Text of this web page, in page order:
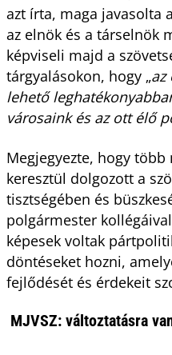
azt írta, maga javasolta
az elnök és a társelnök
képviseli majd a
tárgyalásokon, hogy „az
lehető
városaink és az ott élő
Megjegyezte, hogy
keresztül dolgozott a
tisztségében és
polgármester
képesek voltak
döntéseket hozni,
fejlődését és érdekeit
MJVSZ: változtatásra